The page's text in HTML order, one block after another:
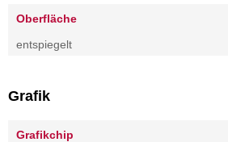
Oberfläche
entspiegelt
Grafik
Grafikchip